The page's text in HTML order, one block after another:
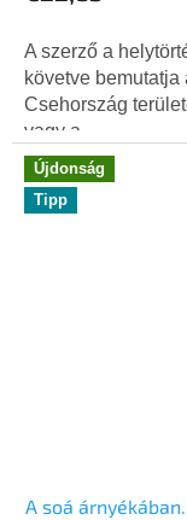
A szerző a
követve
Csehország
vagy a...
Újdonság
Tipp
A soá